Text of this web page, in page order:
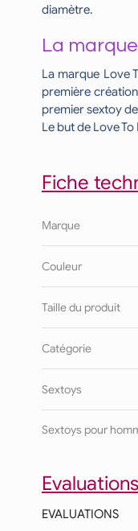
diamètre.
La marque
La marque Love
première
premier sextoy
Le but de Love
Fiche
Marque
Couleur
Taille du produit
Catégorie
Sextoys
Sextoys pour
EVALUATIONS